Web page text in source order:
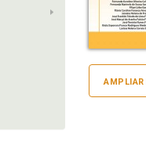
AMPLIAR